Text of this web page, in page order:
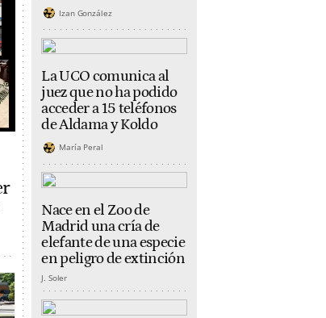
Izan González
La UCO comunica al
juez que no ha podido
acceder a 15 teléfonos
de Aldama y Koldo
María Peral
Nace en el Zoo de
Madrid una cría de
elefante de una especie
en peligro de extinción
J. Soler